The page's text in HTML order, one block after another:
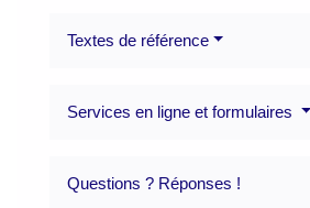
Textes de référence
Services en ligne et formulaires
Questions ? Réponses !